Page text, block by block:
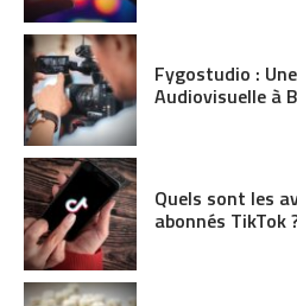
Fygostudio :
Audiovisuelle à
Quels sont les
abonnés TikTok